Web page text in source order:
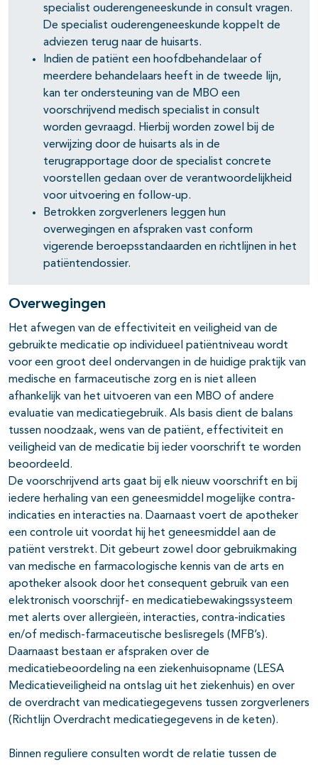
specialist ouderengeneeskunde in consult vragen.
De specialist ouderengeneeskunde koppelt de
adviezen terug naar de huisarts.
Indien de patiënt een hoofdbehandelaar of
meerdere behandelaars heeft in de tweede lijn,
kan ter ondersteuning van de MBO een
voorschrijvend medisch specialist in consult
worden gevraagd. Hierbij worden zowel bij de
verwijzing door de huisarts als in de
terugrapportage door de specialist concrete
voorstellen gedaan over de verantwoordelijkheid
voor uitvoering en follow-up.
Betrokken zorgverleners leggen hun
overwegingen en afspraken vast conform
vigerende beroepsstandaarden en richtlijnen in het
patiëntendossier.
Overwegingen
Het afwegen van de effectiviteit en veiligheid van de
gebruikte medicatie op individueel patiëntniveau wordt
voor een groot deel ondervangen in de huidige praktijk van
medische en farmaceutische zorg en is niet alleen
afhankelijk van het uitvoeren van een MBO of andere
evaluatie van medicatiegebruik. Als basis dient de balans
tussen noodzaak, wens van de patiënt, effectiviteit en
veiligheid van de medicatie bij ieder voorschrift te worden
beoordeeld.
De voorschrijvend arts gaat bij elk nieuw voorschrift en bij
iedere herhaling van een geneesmiddel mogelijke contra-
indicaties en interacties na. Daarnaast voert de apotheker
een controle uit voordat hij het geneesmiddel aan de
patiënt verstrekt. Dit gebeurt zowel door gebruikmaking
van medische en farmacologische kennis van de arts en
apotheker alsook door het consequent gebruik van een
elektronisch voorschrijf- en medicatiebewakingssysteem
met alerts over allergieën, interacties, contra-indicaties
en/of medisch-farmaceutische beslisregels (MFB’s).
Daarnaast bestaan er afspraken over de
medicatiebeoordeling na een ziekenhuisopname (LESA
Medicatieveiligheid na ontslag uit het ziekenhuis) en over
de overdracht van medicatiegegevens tussen zorgverleners
(Richtlijn Overdracht medicatiegegevens in de keten).
Binnen reguliere consulten wordt de relatie tussen de